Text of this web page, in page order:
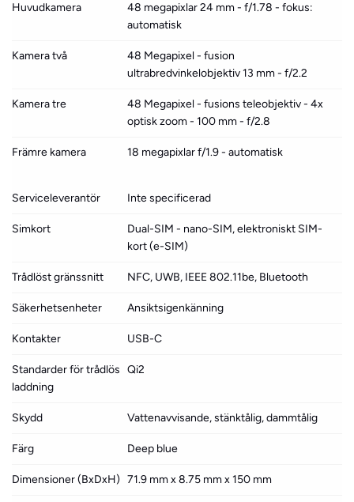
Huvudkamera
48 megapixlar 24 mm - f/1.78 - fokus:
automatisk
Kamera två
48 Megapixel - fusion
ultrabredvinkelobjektiv 13 mm - f/2.2
Kamera tre
48 Megapixel - fusions teleobjektiv - 4x
optisk zoom - 100 mm - f/2.8
Främre kamera 18 megapixlar f/1.9 - automatisk
Serviceleverantör Inte specificerad
Simkort
Dual-SIM - nano-SIM, elektroniskt SIM-
kort (e-SIM)
Trådlöst gränssnitt NFC, UWB, IEEE 802.11be, Bluetooth
Säkerhetsenheter Ansiktsigenkänning
Kontakter USB-C
Standarder för trådlös
laddning
Qi2
Skydd Vattenavvisande, stänktålig, dammtålig
Färg Deep blue
Dimensioner (BxDxH) 71.9 mm x 8.75 mm x 150 mm